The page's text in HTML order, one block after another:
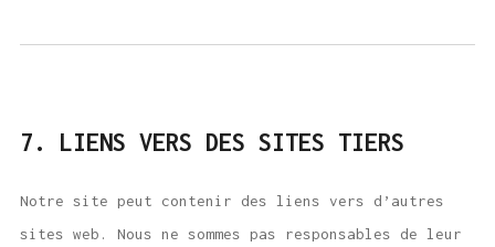
7. LIENS VERS DES SITES TIERS
Notre site peut contenir des liens vers d’autres
sites web. Nous ne sommes pas responsables de leur